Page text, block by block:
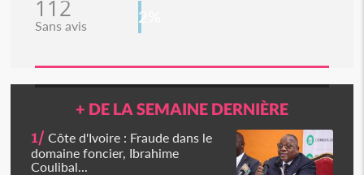
112
Sans avis 2%
+ DE LA SEMAINE DERNIÈRE
1/ Côte d'Ivoire : Fraude dans le
domaine foncier, Ibrahime
Coulibal...